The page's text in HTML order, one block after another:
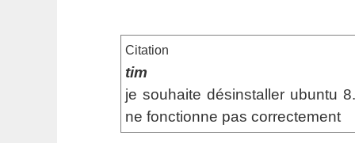
Citation
tim
je souhaite désinstaller ubuntu
ne fonctionne pas correctement